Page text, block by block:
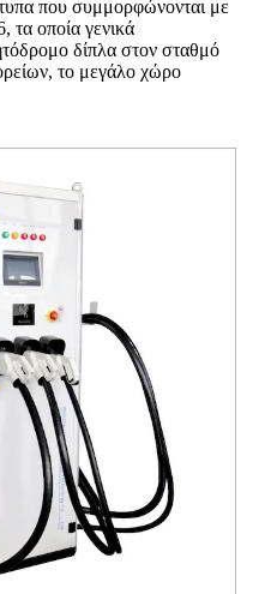
που συμμορφώνονται με
τα οποία γενικά
δίπλα στον σταθμό
το μεγάλο χώρο